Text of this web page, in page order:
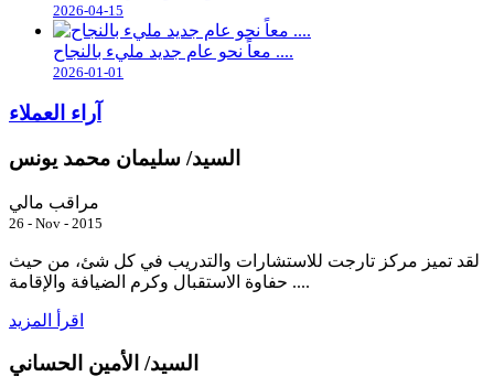
2026-04-15
معاً نحو عام جديد مليء بالنجاح ....
2026-01-01
آراء العملاء
السيد/ سليمان محمد يونس
مراقب مالي
26 - Nov - 2015
لقد تميز مركز تارجت للاستشارات والتدريب في كل شئ، من حيث
حفاوة الاستقبال وكرم الضيافة والإقامة ....
اقرأ المزيد
السيد/ الأمين الحساني